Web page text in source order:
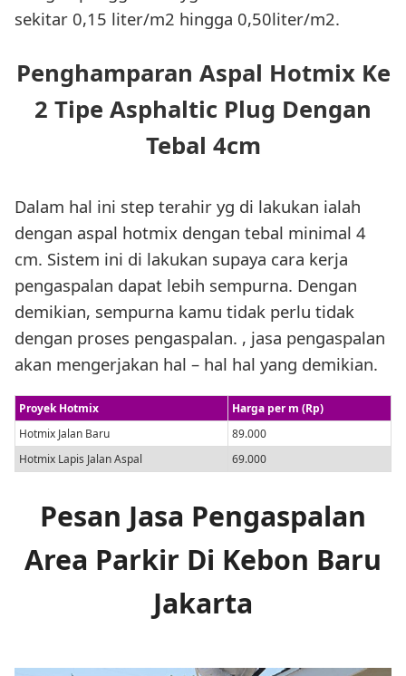
sekitar 0,15 liter/m2 hingga 0,50liter/m2.
Penghamparan Aspal Hotmix Ke
2 Tipe Asphaltic Plug Dengan
Tebal 4cm
Dalam hal ini step terahir yg di lakukan ialah
dengan aspal hotmix dengan tebal minimal 4
cm. Sistem ini di lakukan supaya cara kerja
pengaspalan dapat lebih sempurna. Dengan
demikian, sempurna kamu tidak perlu tidak
dengan proses pengaspalan. , jasa pengaspalan
akan mengerjakan hal – hal hal yang demikian.
Proyek Hotmix
Harga per m (Rp)
Hotmix Jalan Baru
89.000
Hotmix Lapis Jalan Aspal
69.000
Pesan Jasa Pengaspalan
Area Parkir Di Kebon Baru
Jakarta